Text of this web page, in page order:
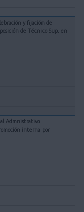
y fijación de
de Técnico Sup. en
Admnistrativo
interna por